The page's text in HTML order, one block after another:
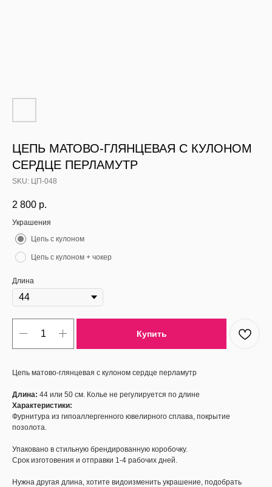
ЦЕПЬ МАТОВО-ГЛЯНЦЕВАЯ С КУЛОНОМ
СЕРДЦЕ ПЕРЛАМУТР
SKU: ЦП-048
2 800 р.
Украшения
Цепь с кулоном
Цепь с кулоном + чокер
Длина
Купить
Цепь матово-глянцевая с кулоном сердце перламутр
Длина: 44 или 50 см. Колье не регулируется по длине
Характеристики:
Фурнитура из гипоаллергенного ювелирного сплава, покрытие
позолота.
Упаковано в стильную брендированную коробочку.
Срок изготовения и отправки 1-4 рабочих дней.
Нужна другая длина, хотите видоизменить украшение, подобрать